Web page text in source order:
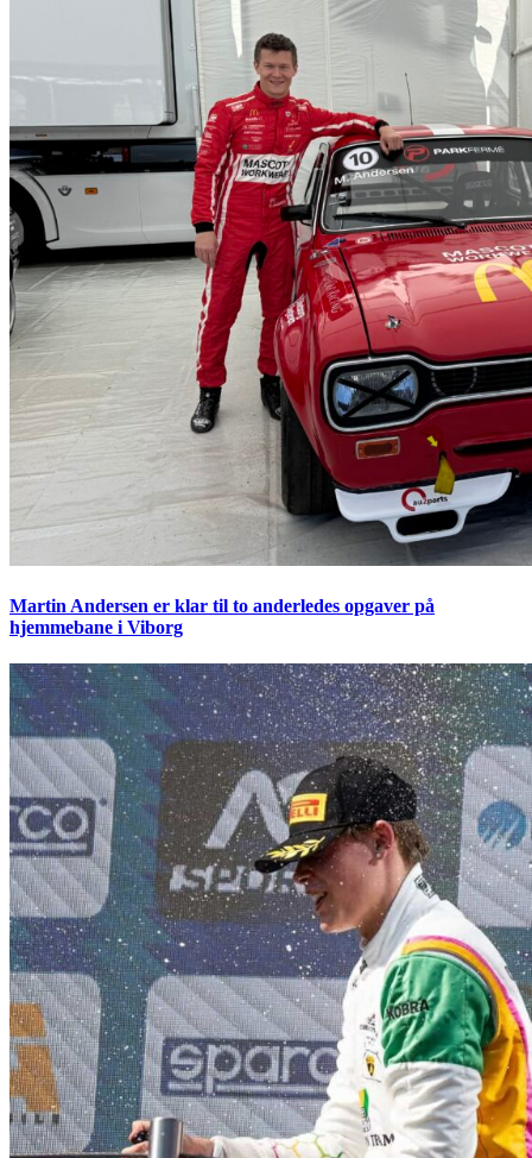
Martin Andersen er klar til to anderledes opgaver på
hjemmebane i Viborg